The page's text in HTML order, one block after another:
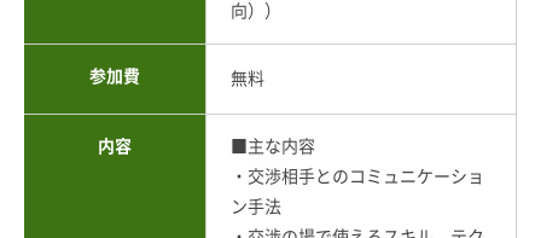
向））
参加費 無料
内容
■主な内容
・交渉相手とのコミュニケーショ
ン手法